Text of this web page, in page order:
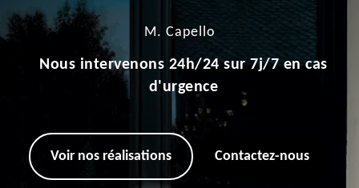
M. Capello
Nous intervenons 24h/24 sur 7j/7 en cas
d'urgence
Voir nos réalisations Contactez-nous